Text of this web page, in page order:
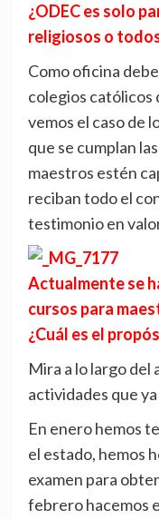
¿ODEC es solo
religiosos o
Como oficina
colegios católicos
vemos el caso de
que se cumplan
maestros estén
reciban todo el
testimonio en
Actualmente se
cursos para
¿Cuál es el
Mira a lo largo del
actividades que
En enero hemos
el estado, hemos
examen para
febrero hacemos